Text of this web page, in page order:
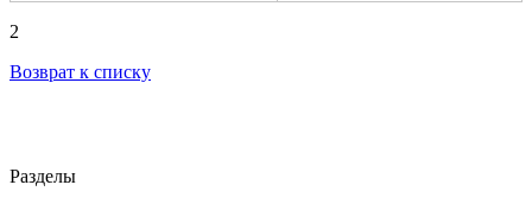
2
Возврат к списку
Разделы